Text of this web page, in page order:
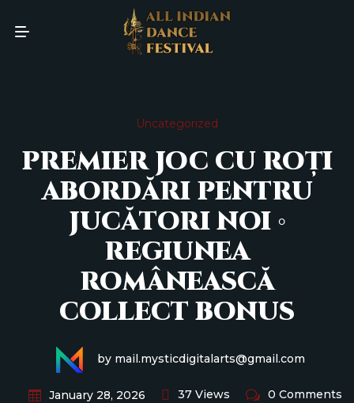
Uncategorized
PREMIER JOC CU ROȚI
ABORDĂRI PENTRU
JUCĂTORI NOI ◦
REGIUNEA
ROMÂNEASCĂ
COLLECT BONUS
by mail.mysticdigitalarts@gmail.com
January 28, 2026 37 Views 0 Comments